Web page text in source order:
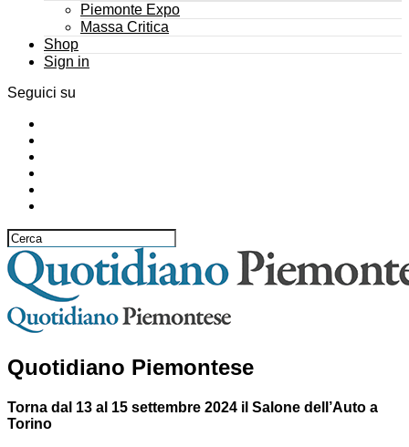
Piemonte Expo
Massa Critica
Shop
Sign in
Seguici su
Quotidiano Piemontese
Torna dal 13 al 15 settembre 2024 il Salone dell’Auto a
Torino